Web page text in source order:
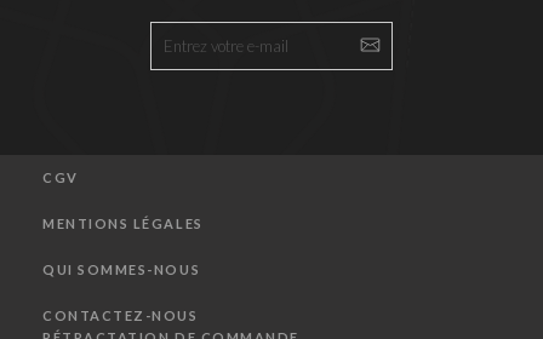
CGV
MENTIONS LÉGALES
QUI SOMMES-NOUS
CONTACTEZ-NOUS